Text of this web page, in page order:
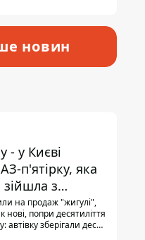
новин
- у Києві
п'ятірку, яка
з
на продаж "жигулі",
попри десятиліття
автівку зберігали десь